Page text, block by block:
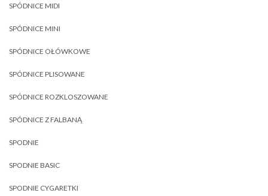
SPÓDNICE MIDI
SPÓDNICE MINI
SPÓDNICE OŁÓWKOWE
SPÓDNICE PLISOWANE
SPÓDNICE ROZKLOSZOWANE
SPÓDNICE Z FALBANĄ
SPODNIE
SPODNIE BASIC
SPODNIE CYGARETKI